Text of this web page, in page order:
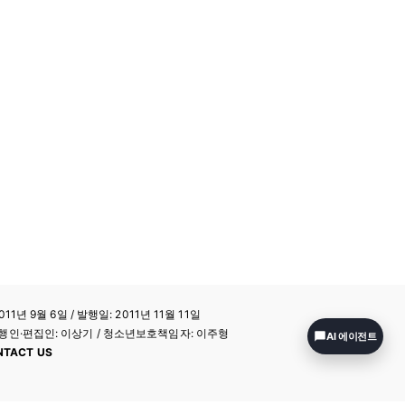
년 9월 6일 / 발행일: 2011년 11월 11일
·편집인: 이상기 / 청소년보호책임자: 이주형
US
AI 에이전트